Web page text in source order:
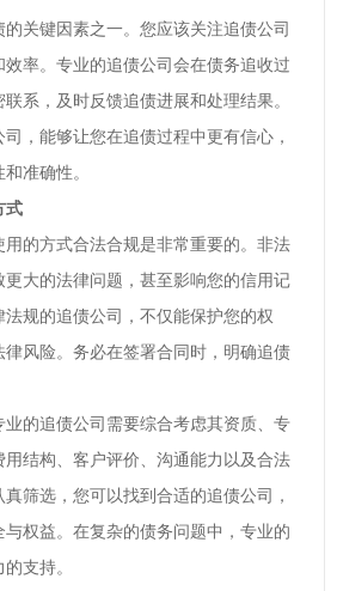
关键因素之一。您应该关注追债公司
率。专业的追债公司会在债务追收过
系，及时反馈追债进展和处理结果。
，能够让您在追债过程中更有信心，
准确性。
式
的方式合法合规是非常重要的。非法
大的法律问题，甚至影响您的信用记
规的追债公司，不仅能保护您的权
风险。务必在签署合同时，明确追债
的追债公司需要综合考虑其资质、专
结构、客户评价、沟通能力以及合法
筛选，您可以找到合适的追债公司，
权益。在复杂的债务问题中，专业的
支持。